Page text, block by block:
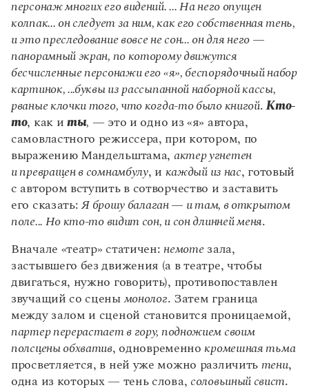
персонаж многих его видений. ... На него опущен
колпак... он следует за ним, как его собственная тень,
и это преследование вовсе не сон... он для него —
панорамный экран, по которому движутся
бесчисленные персонажи его «я», беспорядочный набор
картинок, ...буквы из рассыпанной наборной кассы,
рваные клочки того, что когда-то было книгой.Кто-
то, как иты, — это и одно из «я» автора,
самовластного режиссера, при котором, по
выражению Мандельштама, актер угнетен
и превращен в сомнамбулу, и каждый из нас, готовый
с автором вступить в сотворчество и заставить
его сказать:Я брошу балаган — и там, в открытом
поле... Но кто-то видит сон, и сон длинней меня.
Вначале «театр» статичен:немотезала,
застывшего без движения (а в театре, чтобы
двигаться, нужно говорить), противопоставлен
звучащий со сцены монолог. Затем граница
между залом и сценой становится проницаемой,
партер перерастает в гору, подножием своим
полсцены обхватив, одновременнокромешная тьма
просветляется, в ней уже можно различить тени,
одна из которых — тень слова, соловьиный свист.